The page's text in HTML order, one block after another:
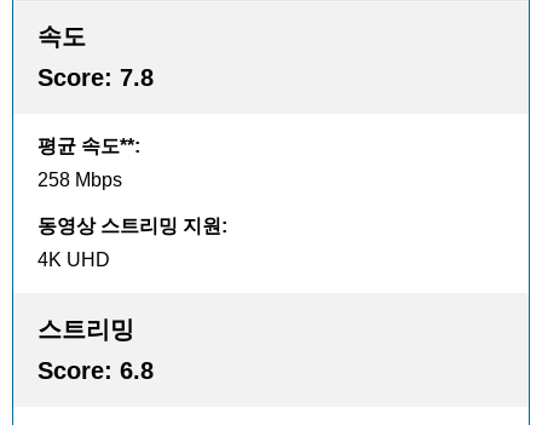
속도
Score: 7.8
평균 속도**:
258 Mbps
동영상 스트리밍 지원 :
4K UHD
스트리밍
Score: 6.8